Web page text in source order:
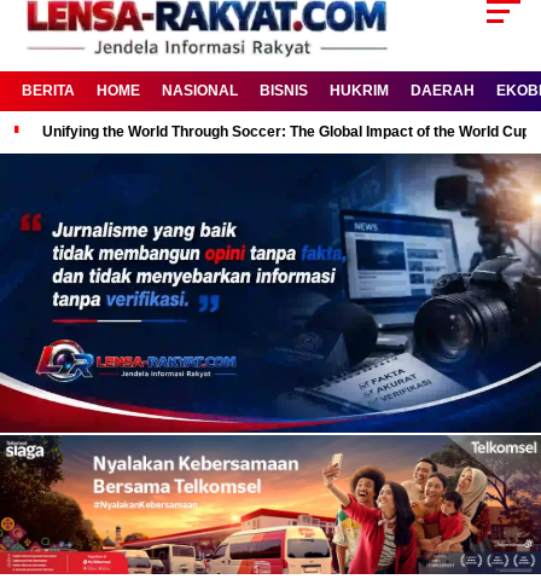
BERITA HOME NASIONAL BISNIS HUKRIM DAERAH
Unifying the World Through Soccer: The Global Impact of the World Cup